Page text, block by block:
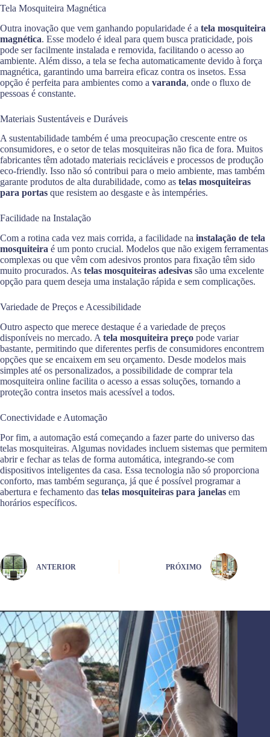
Tela Mosquiteira Magnética
Outra inovação que vem ganhando popularidade é a tela mosquiteira
magnética. Esse modelo é ideal para quem busca praticidade, pois
pode ser facilmente instalada e removida, facilitando o acesso ao
ambiente. Além disso, a tela se fecha automaticamente devido à força
magnética, garantindo uma barreira eficaz contra os insetos. Essa
opção é perfeita para ambientes como a varanda, onde o fluxo de
pessoas é constante.
Materiais Sustentáveis e Duráveis
A sustentabilidade também é uma preocupação crescente entre os
consumidores, e o setor de telas mosquiteiras não fica de fora. Muitos
fabricantes têm adotado materiais recicláveis e processos de produção
eco-friendly. Isso não só contribui para o meio ambiente, mas também
garante produtos de alta durabilidade, como as telas mosquiteiras
para portas que resistem ao desgaste e às intempéries.
Facilidade na Instalação
Com a rotina cada vez mais corrida, a facilidade na instalação de tela
mosquiteira é um ponto crucial. Modelos que não exigem ferramentas
complexas ou que vêm com adesivos prontos para fixação têm sido
muito procurados. As telas mosquiteiras adesivas são uma excelente
opção para quem deseja uma instalação rápida e sem complicações.
Variedade de Preços e Acessibilidade
Outro aspecto que merece destaque é a variedade de preços
disponíveis no mercado. A tela mosquiteira preço pode variar
bastante, permitindo que diferentes perfis de consumidores encontrem
opções que se encaixem em seu orçamento. Desde modelos mais
simples até os personalizados, a possibilidade de comprar tela
mosquiteira online facilita o acesso a essas soluções, tornando a
proteção contra insetos mais acessível a todos.
Conectividade e Automação
Por fim, a automação está começando a fazer parte do universo das
telas mosquiteiras. Algumas novidades incluem sistemas que permitem
abrir e fechar as telas de forma automática, integrando-se com
dispositivos inteligentes da casa. Essa tecnologia não só proporciona
conforto, mas também segurança, já que é possível programar a
abertura e fechamento das telas mosquiteiras para janelas em
horários específicos.
ANTERIOR PRÓXIMO